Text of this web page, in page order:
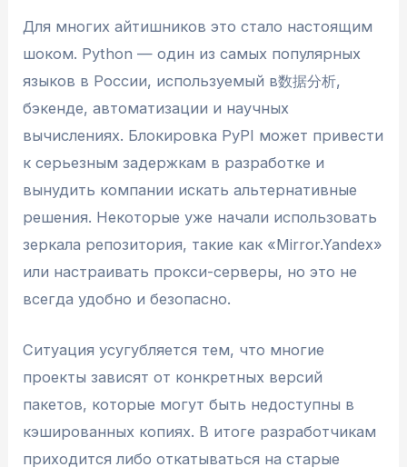
Для многих айтишников это стало настоящим
шоком. Python — один из самых популярных
языков в России, используемый в数据分析,
бэкенде, автоматизации и научных
вычислениях. Блокировка PyPI может привести
к серьезным задержкам в разработке и
вынудить компании искать альтернативные
решения. Некоторые уже начали использовать
зеркала репозитория, такие как «Mirror.Yandex»
или настраивать прокси-серверы, но это не
всегда удобно и безопасно.
Ситуация усугубляется тем, что многие
проекты зависят от конкретных версий
пакетов, которые могут быть недоступны в
кэшированных копиях. В итоге разработчикам
приходится либо откатываться на старые